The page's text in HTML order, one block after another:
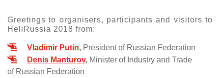
зал
5
+7
(495)
477-
33-81
Greetings to organisers, participants and visitors to
HeliRussia 2018 from:
Vladimir Putin, President of Russian Federation
Denis Manturov, Minister of Industry and Trade
of Russian Federation